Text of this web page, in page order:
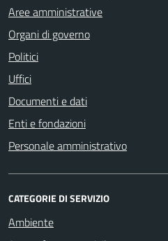
Aree amministrative
Organi di governo
Politici
Uffici
Documenti e dati
Enti e fondazioni
Personale amministrativo
CATEGORIE DI SERVIZIO
Ambiente